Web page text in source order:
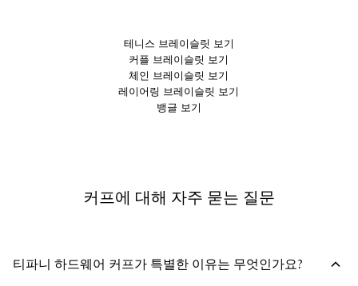
테니스 브레이슬릿 보기
커플 브레이슬릿 보기
체인 브레이슬릿 보기
레이어링 브레이슬릿 보기
뱅글 보기
커프에 대해 자주 묻는 질문
티파니 하드웨어 커프가 특별한 이유는 무엇인가요?